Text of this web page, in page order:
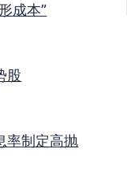
成本”
股
率制定高抛